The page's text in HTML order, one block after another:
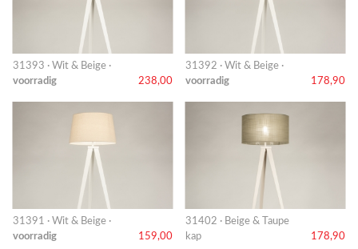
31393 · Wit & Beige ·
voorradig
238,00
31392 · Wit & Beige ·
voorradig
178,90
31391 · Wit & Beige ·
voorradig
159,00
31402 · Beige & Taupe
kap
178,90